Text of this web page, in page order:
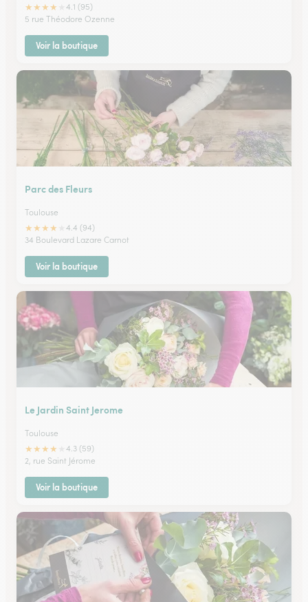
★★★★
4.1 (95)
5 rue Théodore Ozenne
Voir la boutique
Parc des Fleurs
Toulouse
★★★★
4.4 (94)
34 Boulevard Lazare Carnot
Voir la boutique
Le Jardin Saint Jerome
Toulouse
★★★★
4.3 (59)
2, rue Saint Jérome
Voir la boutique